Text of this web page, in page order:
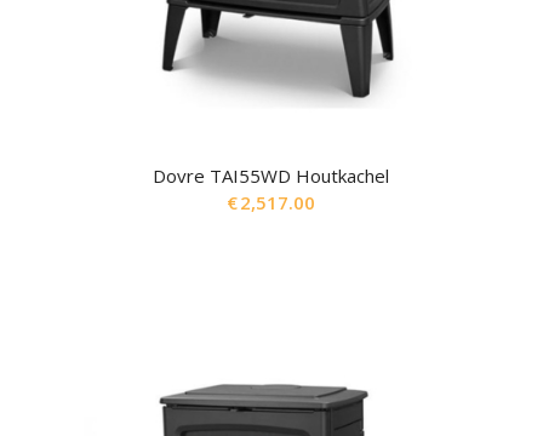
Dovre TAI55WD Houtkachel
€2,517.00